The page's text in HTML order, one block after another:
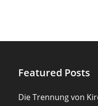
Featured Posts
Die Trennung von